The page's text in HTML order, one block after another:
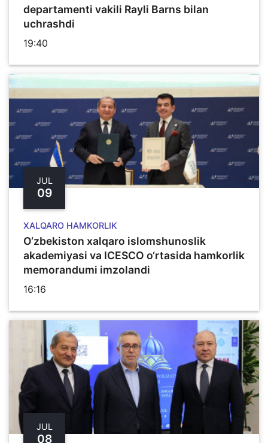
departamenti vakili Rayli Barns bilan
uchrashdi
19:40
JUL
09
XALQARO HAMKORLIK
O‘zbekiston xalqaro islomshunoslik
akademiyasi va ICESCO o‘rtasida hamkorlik
memorandumi imzolandi
16:16
JUL
08